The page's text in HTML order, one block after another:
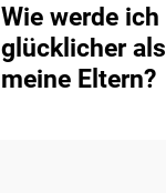
Wie werde ich
glücklicher als
meine Eltern?